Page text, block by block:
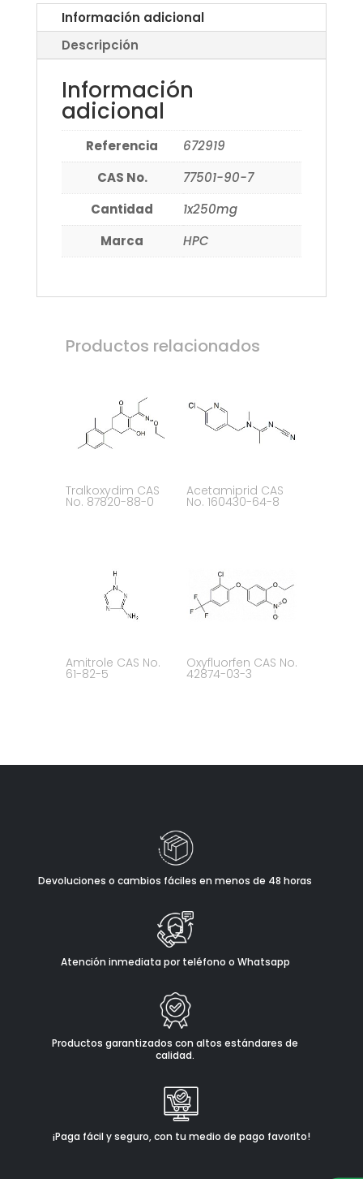
Información adicional
Descripción
Información
adicional
Referencia
672919
CAS No.
77501-90-7
Cantidad
1x250mg
Marca
HPC
Productos relacionados
Tralkoxydim CAS
No. 87820-88-0
Acetamiprid CAS
No. 160430-64-8
Amitrole CAS No.
61-82-5
Oxyfluorfen CAS No.
42874-03-3
Devoluciones o cambios fáciles en menos de 48 horas
Atención inmediata por teléfono o Whatsapp
Productos garantizados con altos estándares de
calidad.
¡Paga fácil y seguro, con tu medio de pago favorito!